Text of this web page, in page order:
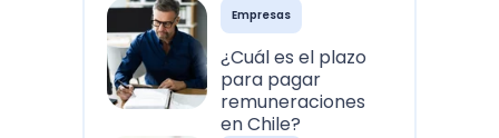
Empresas
¿Cuál es el plazo
para pagar
remuneraciones
en Chile?